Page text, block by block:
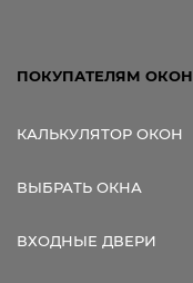
ПОКУПАТЕЛЯМ ОКОН
КАЛЬКУЛЯТОР ОКОН
ВЫБРАТЬ ОКНА
ВХОДНЫЕ ДВЕРИ